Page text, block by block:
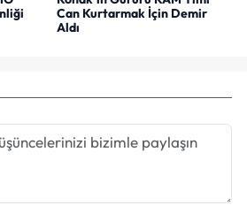
Can Kurtarmak İçin Demir
Aldı